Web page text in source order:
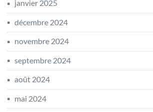
janvier 2025
décembre 2024
novembre 2024
septembre 2024
août 2024
mai 2024